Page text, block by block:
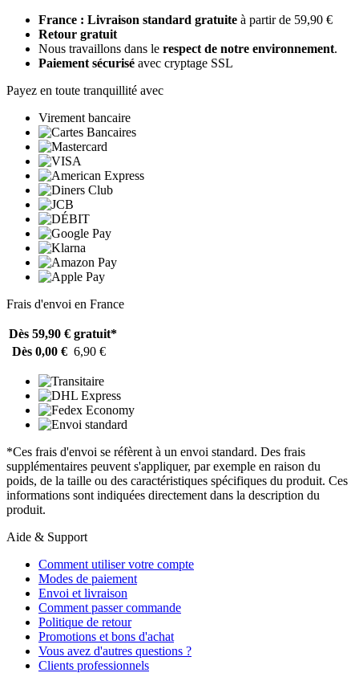
France : Livraison standard gratuite à partir de 59,90 €
Retour gratuit
Nous travaillons dans le respect de notre environnement.
Paiement sécurisé avec cryptage SSL
Payez en toute tranquillité avec
Virement bancaire
Frais d'envoi en France
Dès 59,90 € gratuit*
Dès 0,00 € 6,90 €
*Ces frais d'envoi se réfèrent à un envoi standard. Des frais
supplémentaires peuvent s'appliquer, par exemple en raison du
poids, de la taille ou des caractéristiques spécifiques du produit. Ces
informations sont indiquées directement dans la description du
produit.
Aide & Support
Comment utiliser votre compte
Modes de paiement
Envoi et livraison
Comment passer commande
Politique de retour
Promotions et bons d'achat
Vous avez d'autres questions ?
Clients professionnels